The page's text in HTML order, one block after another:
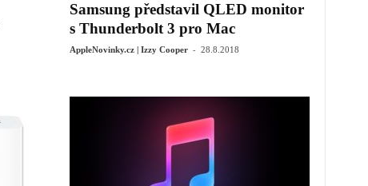
Samsung představil QLED monitor
s Thunderbolt 3 pro Mac
AppleNovinky.cz | Izzy Cooper - 28.8.2018